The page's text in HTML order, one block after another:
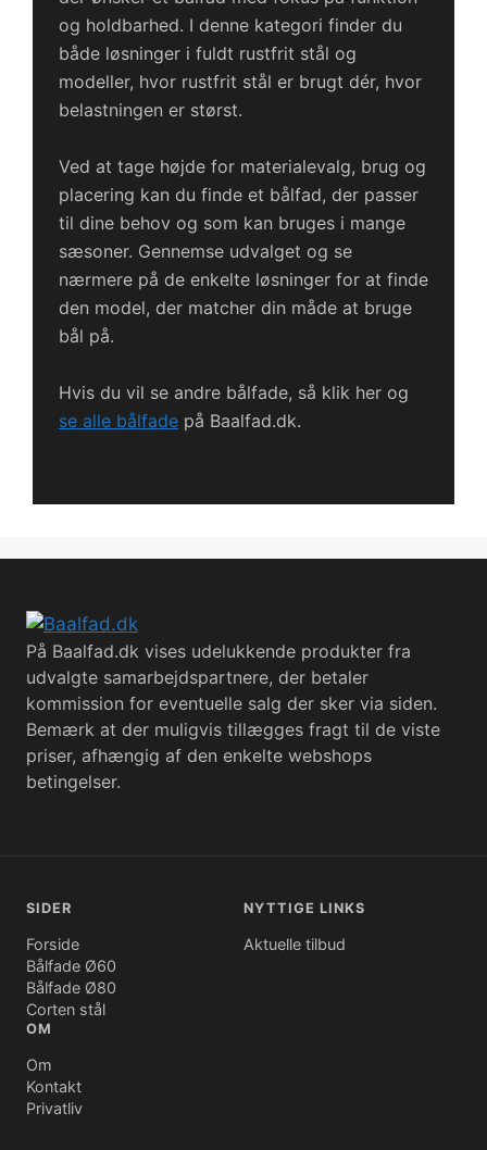
og holdbarhed. I denne kategori finder du
både løsninger i fuldt rustfrit stål og
modeller, hvor rustfrit stål er brugt dér, hvor
belastningen er størst.
Ved at tage højde for materialevalg, brug og
placering kan du finde et bålfad, der passer
til dine behov og som kan bruges i mange
sæsoner. Gennemse udvalget og se
nærmere på de enkelte løsninger for at finde
den model, der matcher din måde at bruge
bål på.
Hvis du vil se andre bålfade, så klik her og
se alle bålfade på Baalfad.dk.
På Baalfad.dk vises udelukkende produkter fra
udvalgte samarbejdspartnere, der betaler
kommission for eventuelle salg der sker via siden.
Bemærk at der muligvis tillægges fragt til de viste
priser, afhængig af den enkelte webshops
betingelser.
SIDER
Forside
Bålfade Ø60
Bålfade Ø80
Corten stål
NYTTIGE LINKS
Aktuelle tilbud
OM
Om
Kontakt
Privatliv